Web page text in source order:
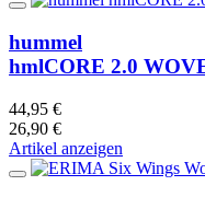
hummel
hmlCORE 2.0
44,95 €
26,90 €
Artikel anzeigen